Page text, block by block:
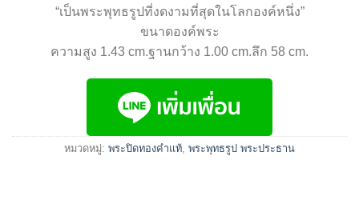
“เป็นพระพุทธรูปที่งดงามที่สุดในโลกองค์หนึ่ง”
ขนาดองค์พระ
ความสูง 1.43 cm.ฐานกว้าง 1.00 cm.ลึก 58 cm.
หมวดหมู่: พระปิดทองคำแท้ พระพุทธรูป พระประธาน